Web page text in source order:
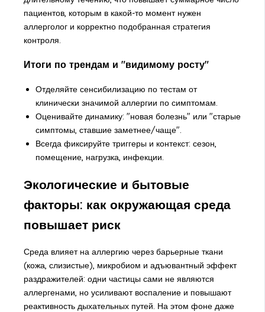
пациентов, которым в какой-то момент нужен
аллерголог и корректно подобранная стратегия
контроля.
Итоги по трендам и "видимому росту"
Отделяйте сенсибилизацию по тестам от
клинически значимой аллергии по симптомам.
Оценивайте динамику: "новая болезнь" или "старые
симптомы, ставшие заметнее/чаще".
Всегда фиксируйте триггеры и контекст: сезон,
помещение, нагрузка, инфекции.
Экологические и бытовые
факторы: как окружающая среда
повышает риск
Среда влияет на аллергию через барьерные ткани
(кожа, слизистые), микробиом и адъювантный эффект
раздражителей: одни частицы сами не являются
аллергенами, но усиливают воспаление и повышают
реактивность дыхательных путей. На этом фоне даже